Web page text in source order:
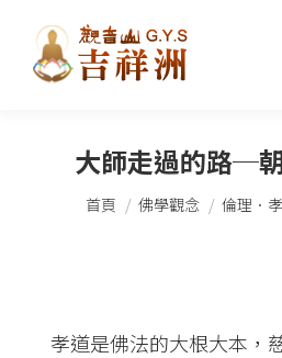
大師走過的路─
您在這裡：
首頁 佛學觀念 倫理．
孝道是佛法的大根大本，